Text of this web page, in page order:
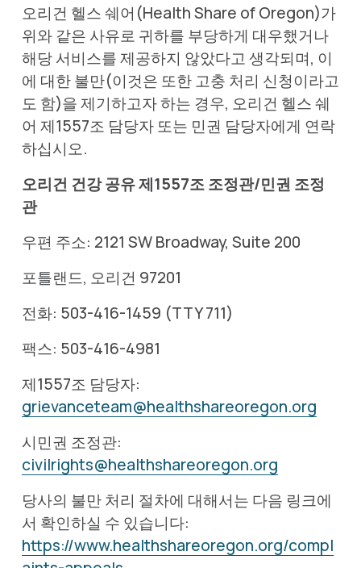
오리건 헬스 쉐어(Health Share of Oregon)가
위와 같은 사유로 귀하를 부당하게 대우했거나
해당 서비스를 제공하지 않았다고 생각되며, 이
에 대한 불만(이것은 또한 고충 처리 신청이라고
도 함)을 제기하고자 하는 경우, 오리건 헬스 쉐
어 제1557조 담당자 또는 민권 담당자에게 연락
하십시오.
오리건 건강 공유 제1557조 조정관/민권 조정
관
우편 주소: 2121 SW Broadway, Suite 200
포틀랜드, 오리건 97201
전화: 503-416-1459 (TTY 711)
팩스: 503-416-4981
grievanceteam@healthshareoregon.org
civilrights@healthshareoregon.org
당사의 불만 처리 절차에 대해서는 다음 링크에
https://www.healthshareoregon.org/compl